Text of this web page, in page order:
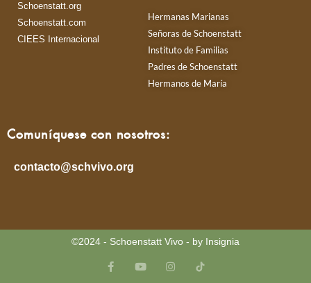
Schoenstatt.org
Schoenstatt.com
CIEES Internacional
Hermanas Marianas
Señoras de Schoenstatt
Instituto de Familias
Padres de Schoenstatt
Hermanos de María
Comuníquese con nosotros:
contacto@schvivo.org
©2024 - Schoenstatt Vivo - by Insignia